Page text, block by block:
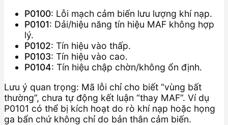
P0100: Lỗi mạch cảm biến lưu lượng khí nạp.
P0101: Dải/hiệu năng tín hiệu MAF không hợp
lý.
P0102: Tín hiệu vào thấp.
P0103: Tín hiệu vào cao.
P0104: Tín hiệu chập chờn/không ổn định.
Lưu ý quan trọng: Mã lỗi chỉ cho biết “vùng bất
thường”, chưa tự động kết luận “thay MAF”. Ví dụ
P0101 có thể bị kích hoạt do rò khí nạp hoặc họng
ga bẩn chứ không chỉ do bản thân cảm biến.